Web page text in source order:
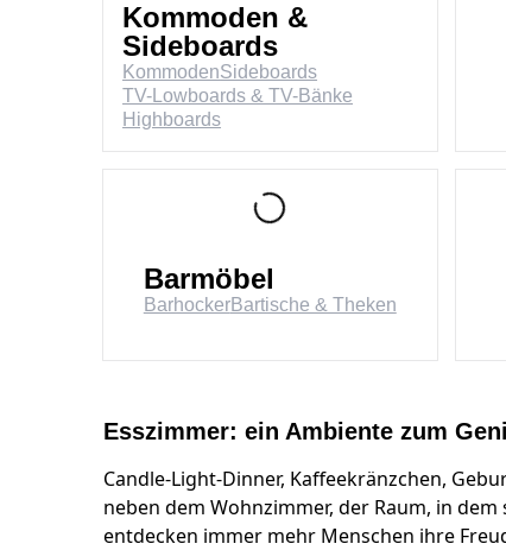
Kommoden &
Sideboards
KommodenSideboards
TV-Lowboards & TV-Bänke
Highboards
Barmöbel
BarhockerBartische & Theken
Esszimmer: ein Ambiente zum
Candle-Light-Dinner, Kaffeekränzchen,
neben dem Wohnzimmer, der Raum, in
entdecken immer mehr Menschen ihre